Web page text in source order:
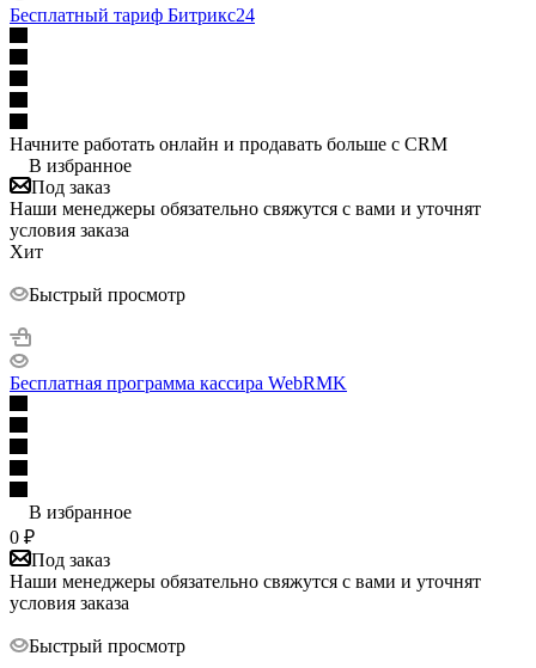
Бесплатный тариф Битрикс24
Начните работать онлайн и продавать больше с CRM
В избранное
Под заказ
Наши менеджеры обязательно свяжутся с вами и уточнят
условия заказа
Хит
Быстрый просмотр
Бесплатная программа кассира WebRMK
В избранное
0 ₽
Под заказ
Наши менеджеры обязательно свяжутся с вами и уточнят
условия заказа
Быстрый просмотр